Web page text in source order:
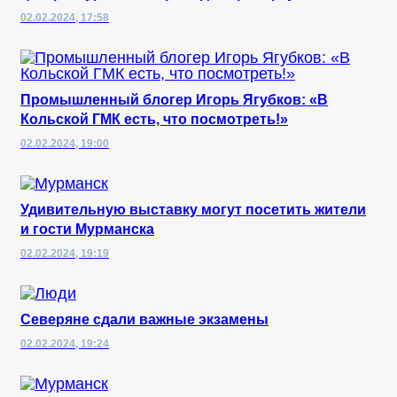
02.02.2024, 17:58
Промышленный блогер Игорь Ягубков: «В
Кольской ГМК есть, что посмотреть!»
02.02.2024, 19:00
Удивительную выставку могут посетить жители
и гости Мурманска
02.02.2024, 19:19
Северяне сдали важные экзамены
02.02.2024, 19:24